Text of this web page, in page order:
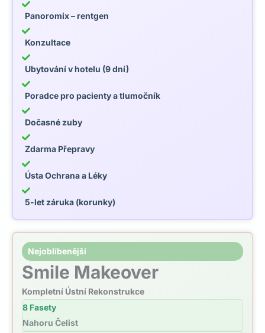
Panoromix – rentgen
Konzultace
Ubytování v hotelu (9 dní)
Poradce pro pacienty a tlumočník
Dočasné zuby
Zdarma Přepravy
Ústa Ochrana a Léky
5-let záruka (korunky)
Nejoblíbenější
Smile Makeover
Kompletní Ústní Rekonstrukce
8 Fasety
Nahoru Čelist